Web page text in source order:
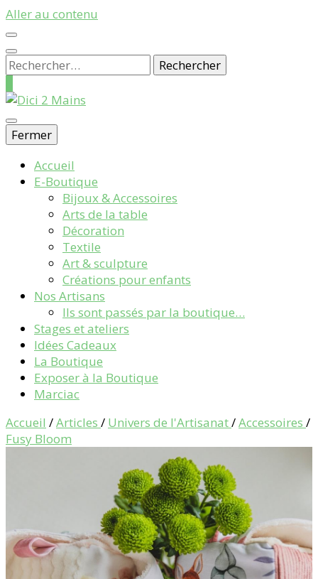
Aller au contenu
Rechercher :
Dici 2 Mains
Galerie Boutique des Métiers d’Art
Fermer
Accueil
E-Boutique
Bijoux & Accessoires
Arts de la table
Décoration
Textile
Art & sculpture
Créations pour enfants
Nos Artisans
Ils sont passés par la boutique…
Stages et ateliers
Idées Cadeaux
La Boutique
Exposer à la Boutique
Marciac
Accueil /Articles / Univers de l'Artisanat/Accessoires /
Fusy Bloom